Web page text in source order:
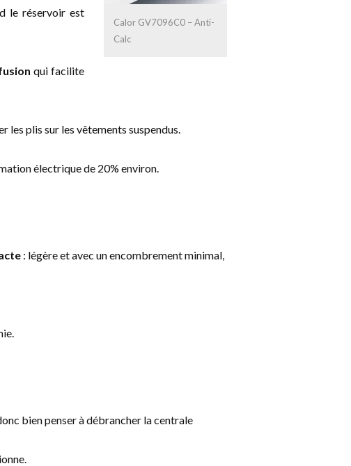
Calor GV7096C0 – Anti-
Calc
le réservoir est
qui facilite
les plis sur les vêtements suspendus.
électrique de 20% environ.
: légère et avec un encombrement minimal,
bien penser à débrancher la centrale